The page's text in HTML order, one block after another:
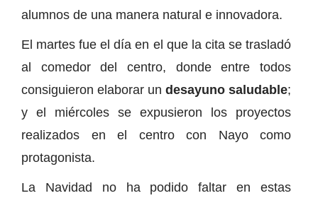
alumnos de una manera natural e innovadora.
El martes fue el día en el que la cita se trasladó
al comedor del centro, donde entre todos
consiguieron elaborar un desayuno saludable;
y el miércoles se expusieron los proyectos
realizados en el centro con Nayo como
protagonista.
La Navidad no ha podido faltar en estas